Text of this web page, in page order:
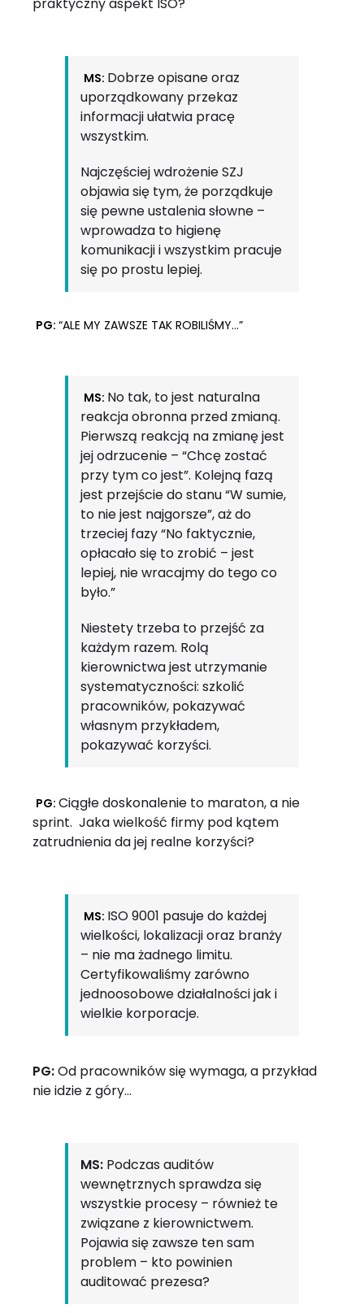
MS: Dobrze opisane oraz
uporządkowany przekaz
informacji ułatwia pracę
wszystkim.
Najczęściej wdrożenie SZJ
objawia się tym, że porządkuje
się pewne ustalenia słowne –
wprowadza to higienę
komunikacji i wszystkim pracuje
się po prostu lepiej.
PG: “ALE MY ZAWSZE TAK ROBILIŚMY…”
MS: No tak, to jest naturalna
reakcja obronna przed zmianą.
Pierwszą reakcją na zmianę jest
jej odrzucenie – “Chcę zostać
przy tym co jest”. Kolejną fazą
jest przejście do stanu “W sumie,
to nie jest najgorsze”, aż do
trzeciej fazy “No faktycznie,
opłacało się to zrobić – jest
lepiej, nie wracajmy do tego co
było.”
Niestety trzeba to przejść za
każdym razem. Rolą
kierownictwa jest utrzymanie
systematyczności: szkolić
pracowników, pokazywać
własnym przykładem,
pokazywać korzyści.
PG: Ciągłe doskonalenie to maraton, a nie
sprint. Jaka wielkość firmy pod kątem
zatrudnienia da jej realne korzyści?
MS: ISO 9001 pasuje do każdej
wielkości, lokalizacji oraz branży
– nie ma żadnego limitu.
Certyfikowaliśmy zarówno
jednoosobowe działalności jak i
wielkie korporacje.
PG:Od pracowników się wymaga, a przykład
nie idzie z góry…
MS: Podczas auditów
wewnętrznych sprawdza się
wszystkie procesy – również te
związane z kierownictwem.
Pojawia się zawsze ten sam
problem – kto powinien
auditować prezesa?